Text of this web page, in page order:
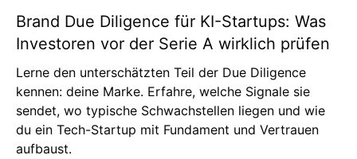
Brand Due Diligence für KI-Startups: Was
Investoren vor der Serie A wirklich prüfen
Lerne den unterschätzten Teil der Due Diligence
kennen: deine Marke. Erfahre, welche Signale sie
sendet, wo typische Schwachstellen liegen und wie
du ein Tech-Startup mit Fundament und Vertrauen
aufbaust.